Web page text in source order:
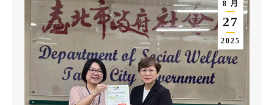
8 月
27
2025